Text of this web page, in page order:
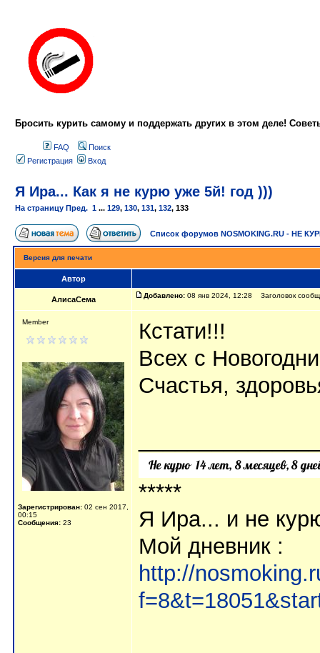
Бросить курить самому и поддержать других в этом деле!
FAQ
Поиск
Регистрация
Вход
Я Ира... Как я не курю уже 5й! год )))
На страницу Пред. 1 ... 129, 130, 131, 132, 133
Список форумов NOSMOKING.RU - НЕ
Версия для печати
Автор
АлисаСема Добавлено: 08 янв 2024, 12:28 Заголовок
Member
Зарегистрирован: 02 сен 2017,
00:15
Сообщения: 23
Кстати!!!
Всех с
Счастья,
*****
Я Ира... и не
Мой дневник :
http://